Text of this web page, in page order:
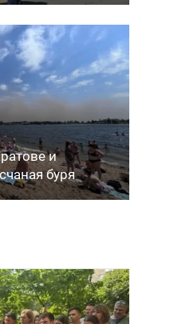
и
буря